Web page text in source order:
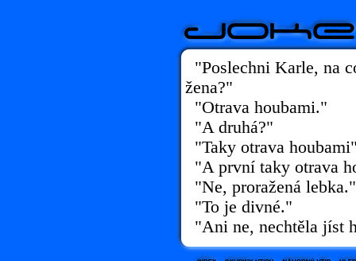
"Poslechni Karle, na
žena?"
"Otrava houbami."
"A druhá?"
"Taky otrava
"A první taky otrava
"Ne, proražená lebka."
"To je divné."
"Ani ne, nechtěla jíst